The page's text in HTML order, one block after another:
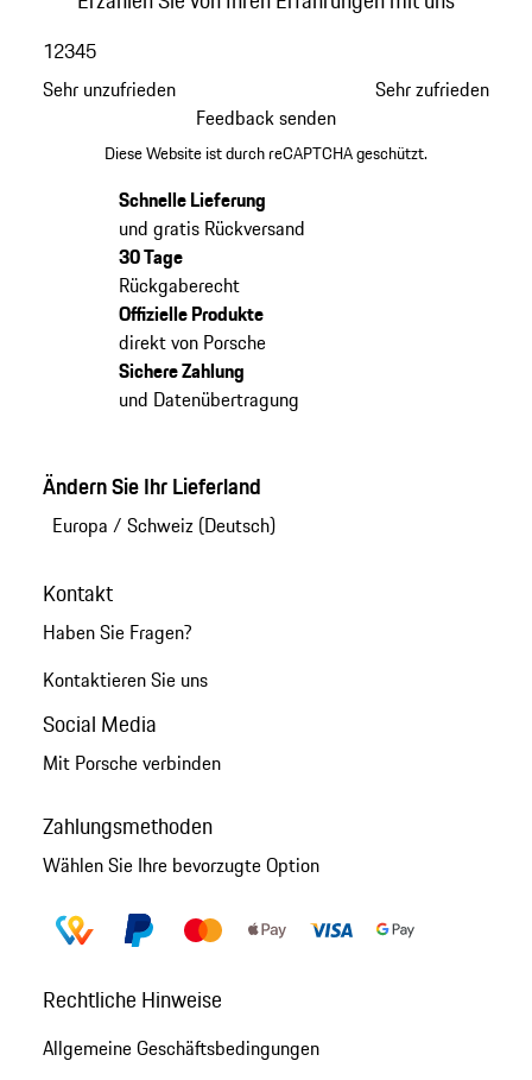
Sehr unzufrieden
12345
Sehr zufrieden
Feedback senden
Diese Website ist durch reCAPTCHA geschützt.
Schnelle Lieferung
und gratis Rückversand
30 Tage
Rückgaberecht
Offizielle Produkte
direkt von Porsche
Sichere Zahlung
und Datenübertragung
Ändern Sie Ihr Lieferland
Europa / Schweiz (Deutsch)
Kontakt
Haben Sie Fragen?
Kontaktieren Sie uns
Social Media
Mit Porsche verbinden
Zahlungsmethoden
Wählen Sie Ihre bevorzugte Option
Rechtliche Hinweise
Allgemeine Geschäftsbedingungen